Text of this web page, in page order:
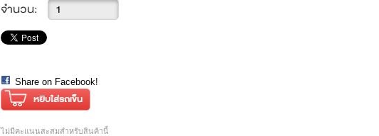
จำนวน:
Share on Facebook!
ไม่มีคะแนนสะสมสำหรับสินค้านี้